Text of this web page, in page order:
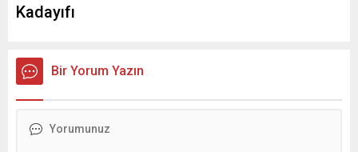
Kadayıfı
Bir Yorum Yazın